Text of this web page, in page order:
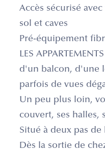
Accès sécurisé
sol et caves
Pré-équipement
LES
d'un balcon, d'une
parfois de vues
Un peu plus loin,
couvert, ses halles,
Situé à deux pas
Dès la sortie de